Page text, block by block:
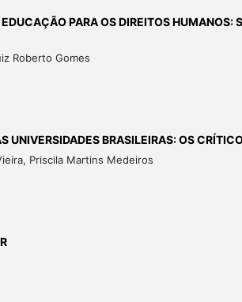
PARA OS DIREITOS HUMANOS:
Roberto Gomes
UNIVERSIDADES BRASILEIRAS: OS
Priscila Martins Medeiros